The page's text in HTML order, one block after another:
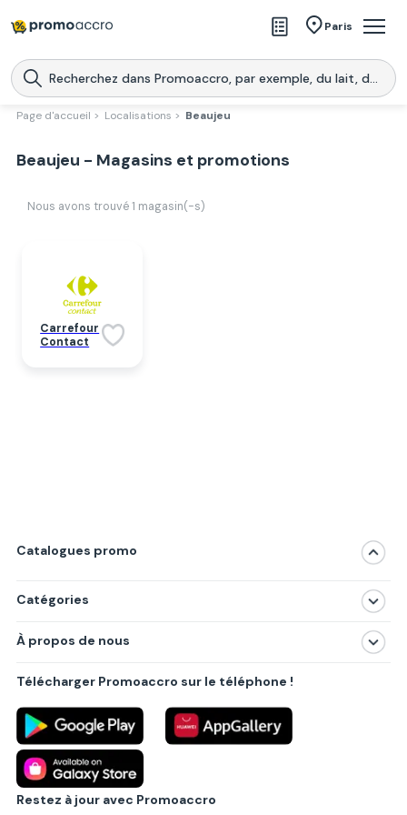
Paris
Magasins
Produits
Promoaccro
Page d'accueil > Localisations > Beaujeu
Beaujeu - Magasins et promotions
Nous avons trouvé 1 magasin(-s)
Carrefour
Contact
Catalogues promo
Catégories
Produits
Villes principales
À propos de nous
Politique de confidentialité
Règlements
Partenariat B2B
Blog
Contact
Télécharger Promoaccro sur le téléphone !
Restez à jour avec Promoaccro